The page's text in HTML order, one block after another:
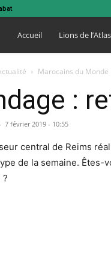
Lions
de
l
Atlas
Accueil Lions de l’Atlas
Marocains du Monde
:
7 février 2019 - 10:55
central de Reims
de la semaine.
?